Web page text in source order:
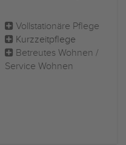
Vollstationäre Pflege
Kurzzeitpflege
Betreutes Wohnen /
Service Wohnen